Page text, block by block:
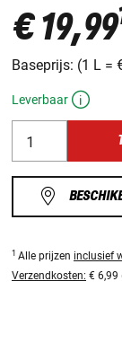
€ 19,99
Baseprijs: (1 L =
Leverbaar
1 Alle prijzen inclusief
Verzendkosten: € 6,99